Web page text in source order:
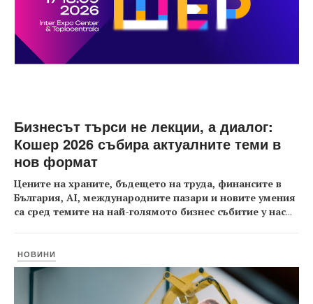
Бизнесът търси не лекции, а диалог:
Кошер 2026 събира актуалните теми в
нов формат
Цените на храните, бъдещето на труда, финансите в
България, AI, международните пазари и новите умения
са сред темите на най-голямото бизнес събитие у нас...
НОВИНИ